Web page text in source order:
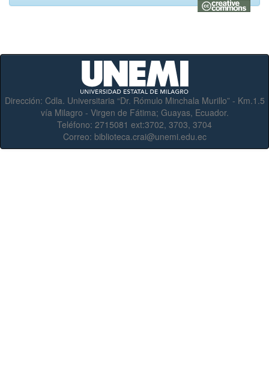
Dirección: Cdla. Universitaria “Dr. Rómulo Minchala Murillo” - Km.1.5
vía Milagro - Virgen de Fátima; Guayas, Ecuador.
Teléfono: 2715081 ext:3702, 3703, 3704
Correo: biblioteca.crai@unemi.edu.ec